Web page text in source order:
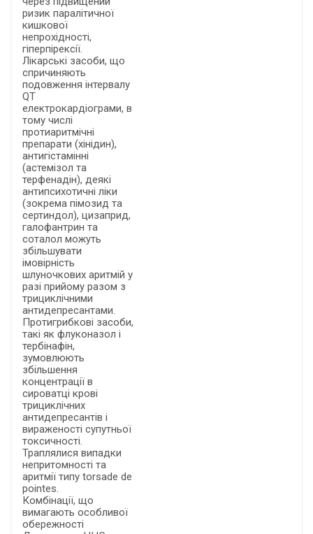
ризик паралітичної
кишкової
непрохідності,
гіперпірексії.
Лікарські засоби, що
спричиняють
подовження інтервалу
QT
електрокардіограми, в
тому числі
протиаритмічні
препарати (хінідин),
антигістамінні
(астемізол та
терфенадін), деякі
антипсихотичні ліки
(зокрема пімозид та
сертиндол), цизаприд,
галофантрин та
соталол можуть
збільшувати
імовірність
шлуночкових аритмій у
разі прийому разом з
трициклічними
антидепресантами.
Протигрибкові засоби,
такі як флуконазол і
тербінафін,
зумовлюють
збільшення
концентрації в
сироватці крові
трициклічних
антидепресантів і
вираженості супутньої
токсичності.
Траплялися випадки
непритомності та
аритмії типу torsade de
pointes.
Комбінації, що
вимагають особливої
обережності